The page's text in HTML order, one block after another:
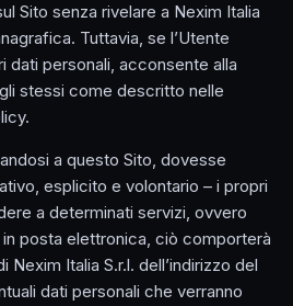
Sito senza rivelare a Nexim Italia
Tuttavia, se l’Utente
dati personali, acconsente alla
stessi come descritto nelle
a questo Sito, dovesse
esplicito e volontario – i propri
a determinati servizi, ovvero
posta elettronica, ciò comporterà
Nexim Italia S.r.l. dell’indirizzo del
dati personali che verranno